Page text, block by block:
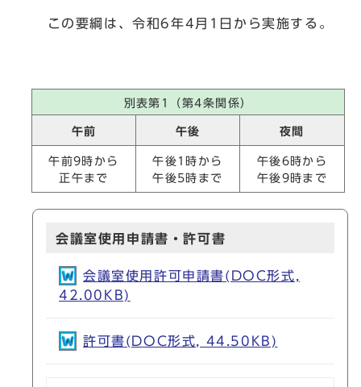
この要綱は、令和6年4月1日から実施する。
別表第1（第4条関係）
午前 午後 夜間
午前9時から
正午まで
午後1時から
午後5時まで
午後6時から
午後9時まで
会議室使用申請書・許可書
会議室使用許可申請書(DOC形式,
42.00KB)
許可書(DOC形式, 44.50KB)